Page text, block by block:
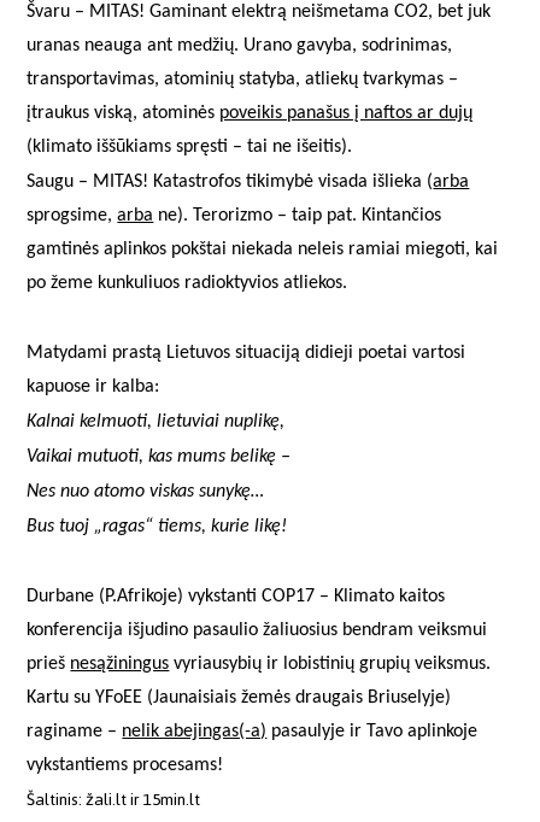
Švaru – MITAS! Gaminant elektrą neišmetama CO2, bet juk
uranas neauga ant medžių. Urano gavyba, sodrinimas,
transportavimas, atominių statyba, atliekų tvarkymas –
įtraukus viską, atominės poveikis panašus į naftos ar dujų
(klimato iššūkiams spręsti – tai ne išeitis).
Saugu – MITAS! Katastrofos tikimybė visada išlieka (arba
sprogsime,arba ne). Terorizmo – taip pat. Kintančios
gamtinės aplinkos pokštai niekada neleis ramiai miegoti, kai
po žeme kunkuliuos radioktyvios atliekos.
Matydami prastą Lietuvos situaciją didieji poetai vartosi
kapuose ir kalba:
Kalnai kelmuoti, lietuviai nuplikę,
Vaikai mutuoti, kas mums belikę –
Nes nuo atomo viskas sunykę…
Bus tuoj „ragas“ tiems, kurie likę!
Durbane (P.Afrikoje) vykstanti COP17 – Klimato kaitos
konferencija išjudino pasaulio žaliuosius bendram veiksmui
prieš nesąžiningus vyriausybių ir lobistinių grupių veiksmus.
Kartu su YFoEE (Jaunaisiais žemės draugais Briuselyje)
raginame – nelik abejingas(-a) pasaulyje ir Tavo aplinkoje
vykstantiems procesams!
Šaltinis: žali.lt ir 15min.lt